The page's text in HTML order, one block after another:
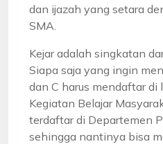
dan ijazah yang setara
SMA.
Kejar adalah singkatan
Siapa saja yang ingin
dan C harus mendaftar di
Kegiatan Belajar
terdaftar di Departemen
sehingga nantinya bisa